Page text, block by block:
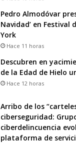
Pedro Almodóvar
Navidad’ en Festival
York
Hace 11 horas
Descubren en
de la Edad de Hielo
Hace 12 horas
Arribo de los
ciberseguridad:
ciberdelincuencia
plataforma de